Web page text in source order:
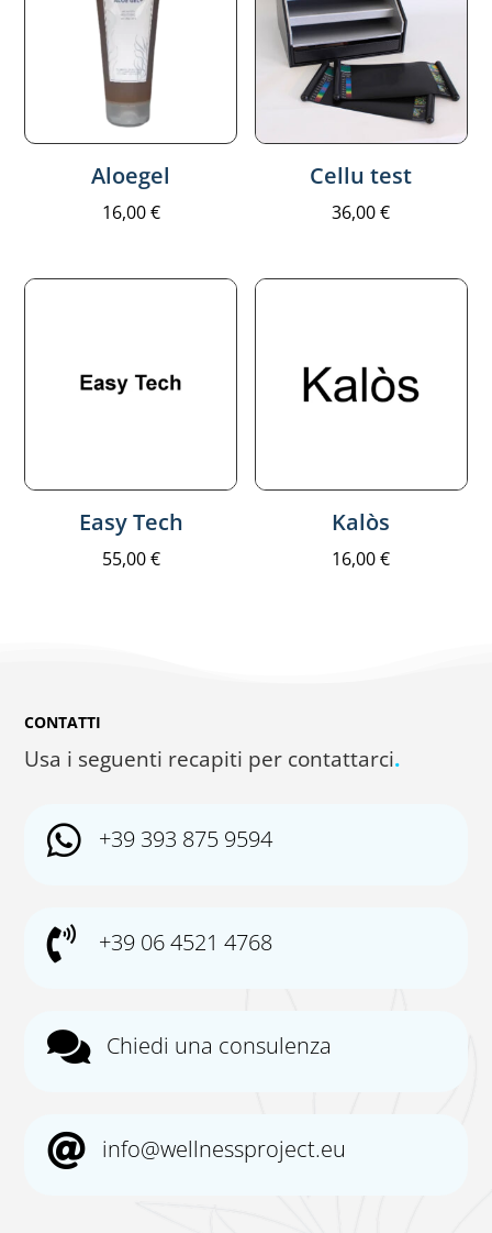
Aloegel
16,00€
Cellu test
36,00€
Easy Tech
55,00€
Kalòs
16,00€
CONTATTI
Usa i seguenti recapiti per contattarci.
 +39 393 875 9594
 +39 06 4521 4768
 Chiedi una consulenza
 info@wellnessproject.eu